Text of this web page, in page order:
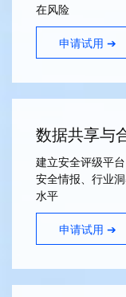
在风险
申请试用 ➔
数据共享与
建立安全评级平
安全情报、行业
水平
申请试用 ➔